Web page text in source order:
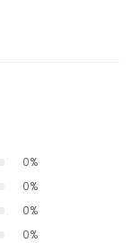
0%
0%
0%
0%